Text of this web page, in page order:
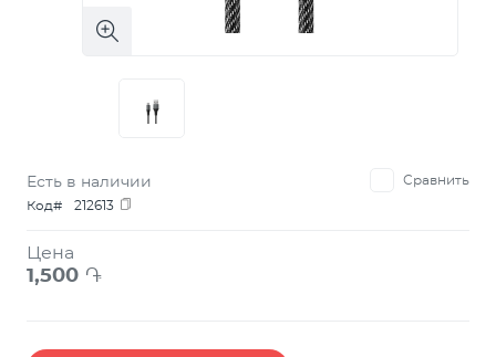
Есть в наличии
Сравнить
Код#
212613
Цена
1,500 ֏